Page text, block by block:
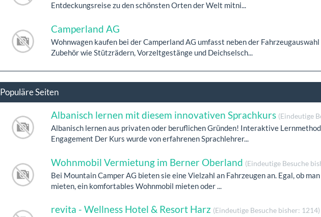
Entdeckungsreise zu den schönsten Orten der Welt mitni...
Camperland AG
Wohnwagen kaufen bei der Camperland AG umfasst neben der
Zubehör wie Stützrädern, Vorzeltgestänge und Deichselsch...
Populäre Seiten
Albanisch lernen mit diesem innovativen Sprachkurs (Eindeutige
Albanisch lernen aus privaten oder beruflichen Gründen! Interaktive
Engagement Der Kurs wurde von erfahrenen Sprachlehrer...
Wohnmobil Vermietung im Berner Oberland (Eindeutige Besuche
Bei Mountain Camper AG bieten sie eine Vielzahl an Fahrzeugen an. Egal, ob
mieten, ein komfortables Wohnmobil mieten oder ...
revita - Wellness Hotel & Resort Harz (Eindeutige Besuche bisher: 1214)